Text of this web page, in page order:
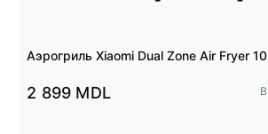
Аэрогриль Xiaomi Dual Zone Air Fryer
2 899 MDL